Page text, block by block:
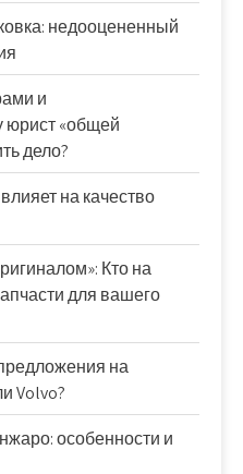
недооцененный
и
юрист «общей
дело?
на качество
Кто на
для вашего
на
Volvo?
особенности и